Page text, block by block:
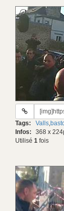
URL
gif:
Tags: Valls,
Infos: 368 x
Utilisé 1 fois